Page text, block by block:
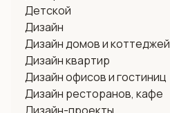
Детской
Дизайн
Дизайн домов и коттеджей
Дизайн квартир
Дизайн офисов и гостиниц
Дизайн ресторанов, кафе